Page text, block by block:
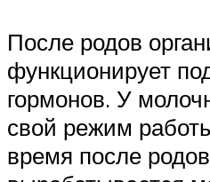
После родов
функционирует
гормонов. У
свой режим
время после родов